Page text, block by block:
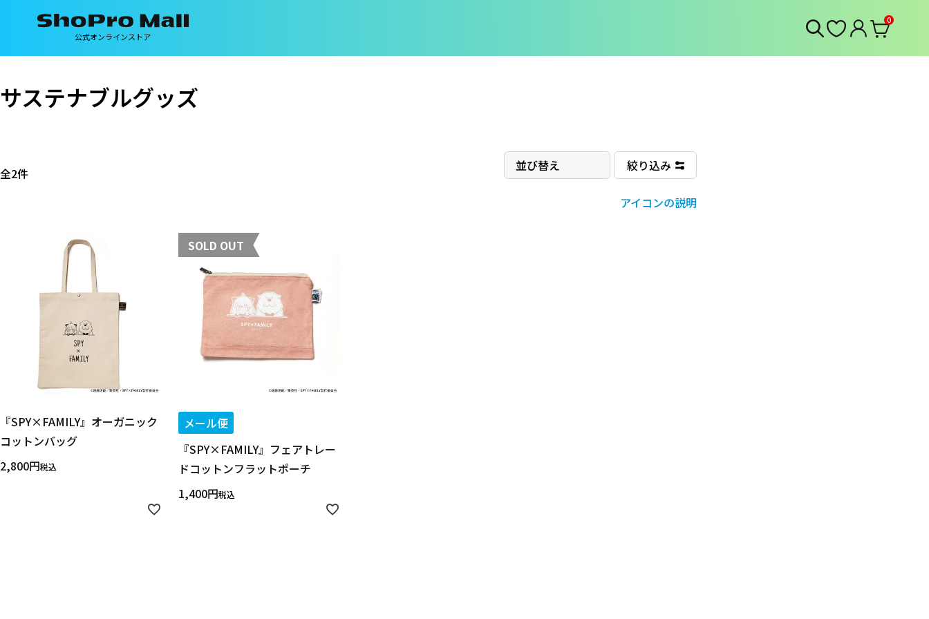
公式オンラインストア
0
サステナブルグッズ
全2件 絞り込み
アイコンの説明
『SPY×FAMILY』オーガニック
コットンバッグ
2,800
税込
メール便
『SPY×FAMILY』フェアトレー
ドコットンフラットポーチ
1,400
税込
SOLD OUT